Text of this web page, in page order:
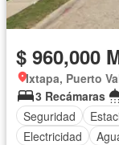
$ 960,000
Ixtapa, Puerto
3 Recámaras
Seguridad
Electricidad